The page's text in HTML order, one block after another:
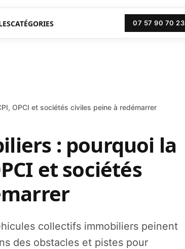
CATÉGORIES 07 57 90 70 23
OPCI et sociétés civiles peine à redémarrer
: pourquoi la
et sociétés
collectifs immobiliers peinent
des obstacles et pistes pour